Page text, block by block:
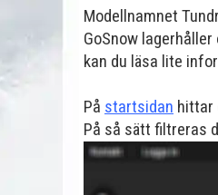
Modellnamnet
GoSnow
kan du läsa lite
På startsidan hittar
På så sätt filtreras